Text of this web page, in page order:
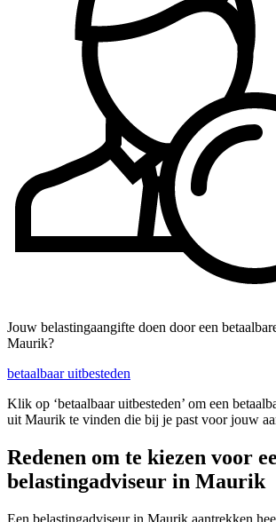
Jouw belastingaangifte doen door een
Maurik?
betaalbaar uitbesteden
Klik op ‘betaalbaar uitbesteden’ om een
uit Maurik te vinden die bij je past voor jouw
Redenen om te kiezen voor
belastingadviseur in Maurik